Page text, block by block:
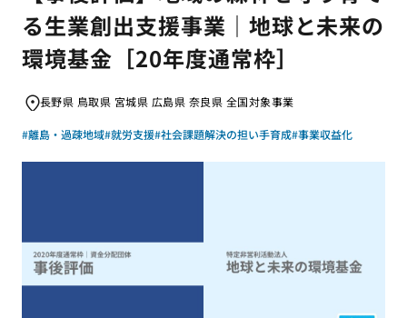
る生業創出支援事業｜地球と未来の
環境基金［20年度通常枠］
長野県 鳥取県 宮城県 広島県 奈良県 全国対象事業
#離島・過疎地域#就労支援#社会課題解決の担い手育成#事業収益化